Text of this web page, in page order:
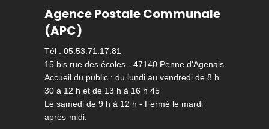
Agence Postale Communale
(APC)
Tél : 05.53.71.17.81
15 bis rue des écoles - 47140 Penne d'Agenais
Accueil du public : du lundi au vendredi de 8 h
30 à 12 h et de 13 h à 16 h 45
Le samedi de 9 h à 12 h - Fermé le mardi
après-midi.